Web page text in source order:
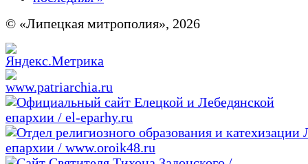
© «Липецкая митрополия», 2026